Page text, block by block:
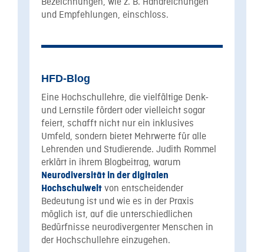
Bezeichnungen, wie z. B. Handreichungen
und Empfehlungen, einschloss.
HFD-Blog
Eine Hochschullehre, die vielfältige Denk-
und Lernstile fördert oder vielleicht sogar
feiert, schafft nicht nur ein inklusives
Umfeld, sondern bietet Mehrwerte für alle
Lehrenden und Studierende. Judith Rommel
erklärt in ihrem Blogbeitrag, warum
Neurodiversität in der digitalen
Hochschulwelt von entscheidender
Bedeutung ist und wie es in der Praxis
möglich ist, auf die unterschiedlichen
Bedürfnisse neurodivergenter Menschen in
der Hochschullehre einzugehen.